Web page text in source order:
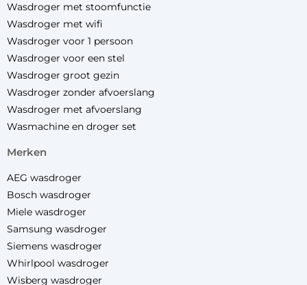
Wasdroger met stoomfunctie
Wasdroger met wifi
Wasdroger voor 1 persoon
Wasdroger voor een stel
Wasdroger groot gezin
Wasdroger zonder afvoerslang
Wasdroger met afvoerslang
Wasmachine en droger set
merken
AEG wasdroger
Bosch wasdroger
Miele wasdroger
Samsung wasdroger
Siemens wasdroger
Whirlpool wasdroger
Wisberg wasdroger